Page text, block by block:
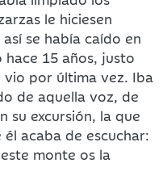
le hiciesen
se había caído en
15 años, justo
vio por última vez. Iba
de aquella voz, de
su excursión, la que
acaba de escuchar:
monte os la